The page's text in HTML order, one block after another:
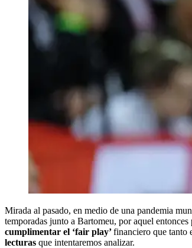
Mirada al pasado, en medio de una pandemia
temporadas junto a Bartomeu, por aquel
cumplimentar el ‘fair play’financiero que tanto
lecturas que intentaremos analizar.